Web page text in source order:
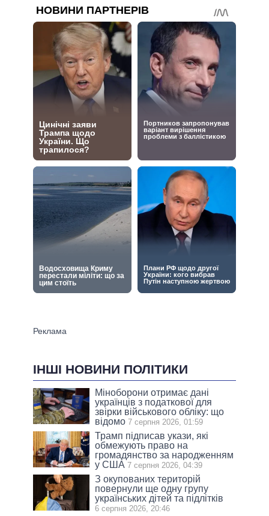
ІНШІ НОВИНИ ПОЛІТИКИ
Міноборони отримає дані
українців з податкової для
звірки військового обліку: що
відомо 7 серпня 2026, 01:59
Трамп підписав укази, які
обмежують право на
громадянство за народженням
у США 7 серпня 2026, 04:39
З окупованих територій
повернули ще одну групу
українських дітей та підлітків
6 серпня 2026, 20:46